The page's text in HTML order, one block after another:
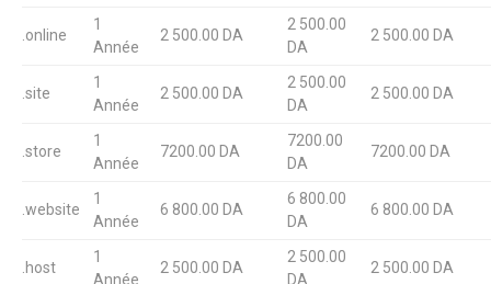
.online
1
Année
2 500.00 DA
2 500.00
DA
2 500.00 DA
.site
1
Année
2 500.00 DA
2 500.00
DA
2 500.00 DA
.store
1
Année
7200.00 DA
7200.00
DA
7200.00 DA
.website
1
Année
6 800.00 DA
6 800.00
DA
6 800.00 DA
.host
1
Année
2 500.00 DA
2 500.00
DA
2 500.00 DA